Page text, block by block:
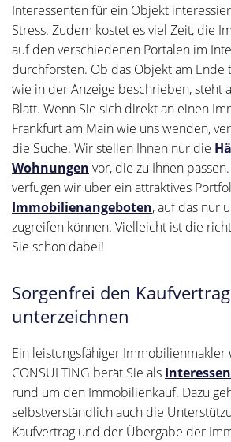
Interessenten für ein Objekt
Stress. Zudem kostet es viel Zeit, die
auf den verschiedenen Portalen im
durchforsten. Ob das Objekt am Ende
wie in der Anzeige beschrieben, steht
Blatt. Wenn Sie sich direkt an einen
Frankfurt am Main wie uns wenden,
die Suche. Wir stellen Ihnen nur die
Wohnungen vor, die zu Ihnen
verfügen wir über ein attraktives
Immobilienangeboten, auf das nur
zugreifen können. Vielleicht ist die
Sie schon dabei!
Sorgenfrei den Kaufvertrag
unterzeichnen
Ein leistungsfähiger Immobilienmakler
CONSULTING berät Sie als
rund um den Immobilienkauf. Dazu
selbstverständlich auch die
Kaufvertrag und der Übergabe der